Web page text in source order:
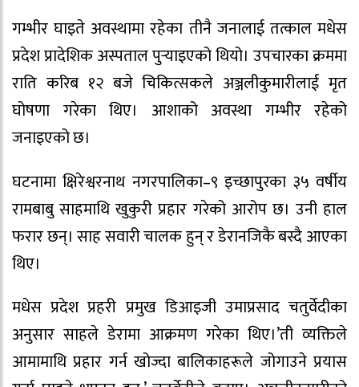
गम्भीर घाइते अवस्थामा रहेका तीनै जनालाई तत्काल मधेस
प्रदेश प्रादेशिक अस्पताल पुर्‍याइएको थियो। उपचारका क्रममा
राति करिब १२ बजे चिकित्सकले अञ्जलीकुमारीलाई मृत
घोषणा गरेका थिए। आशाको अवस्था गम्भीर रहेको
जनाइएको छ।
घटनामा क्षिरेश्वरनाथ नगरपालिका–९ इच्छापुरका ३५ वर्षीय
रामबाबु साहमाथि खुकुरी प्रहार गरेको आरोप छ। उनी हाल
फरार छन्। साह सवारी चालक हुन् र डेरानजिकै बस्दै आएका
थिए।
मधेस प्रदेश प्रहरी प्रमुख डिआइजी उमाप्रसाद चतुर्वेदीका
अनुसार साहले डेरामा आक्रमण गरेका थिए।’ती व्यक्तिले
आमामाथि प्रहार गर्न खोज्दा बालिकाहरूले जोगाउने प्रयास